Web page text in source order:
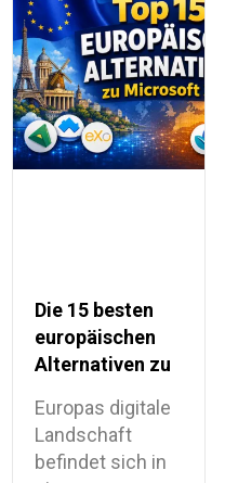
Die 15 besten
europäischen
Alternativen zu
Ein
vollständiger
Vergleichsleitfaden
Europas digitale
Landschaft
befindet sich in